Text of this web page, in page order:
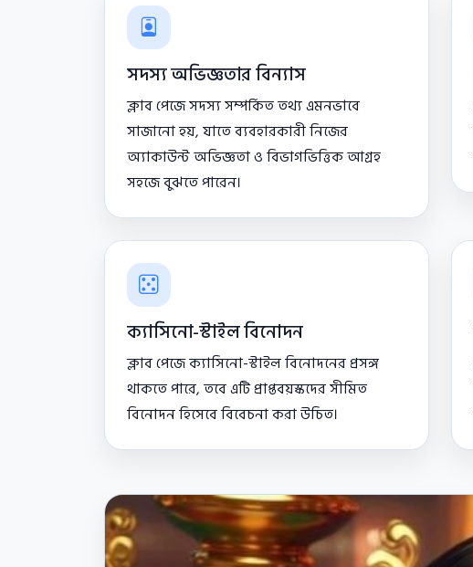
সদস্য অভিজ্ঞতার বিন্যাস
ক্লাব পেজে সদস্য সম্পর্কিত তথ্য এমনভাবে
সাজানো হয়, যাতে ব্যবহারকারী নিজের
অ্যাকাউন্ট অভিজ্ঞতা ও বিভাগভিত্তিক আগ্রহ
সহজে বুঝতে পারেন।
ক্যাসিনো-স্টাইল বিনোদন
ক্লাব পেজে ক্যাসিনো-স্টাইল বিনোদনের প্রসঙ্গ
থাকতে পারে, তবে এটি প্রাপ্তবয়স্কদের সীমিত
বিনোদন হিসেবে বিবেচনা করা উচিত।